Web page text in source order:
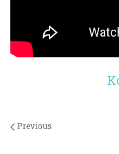
Previous